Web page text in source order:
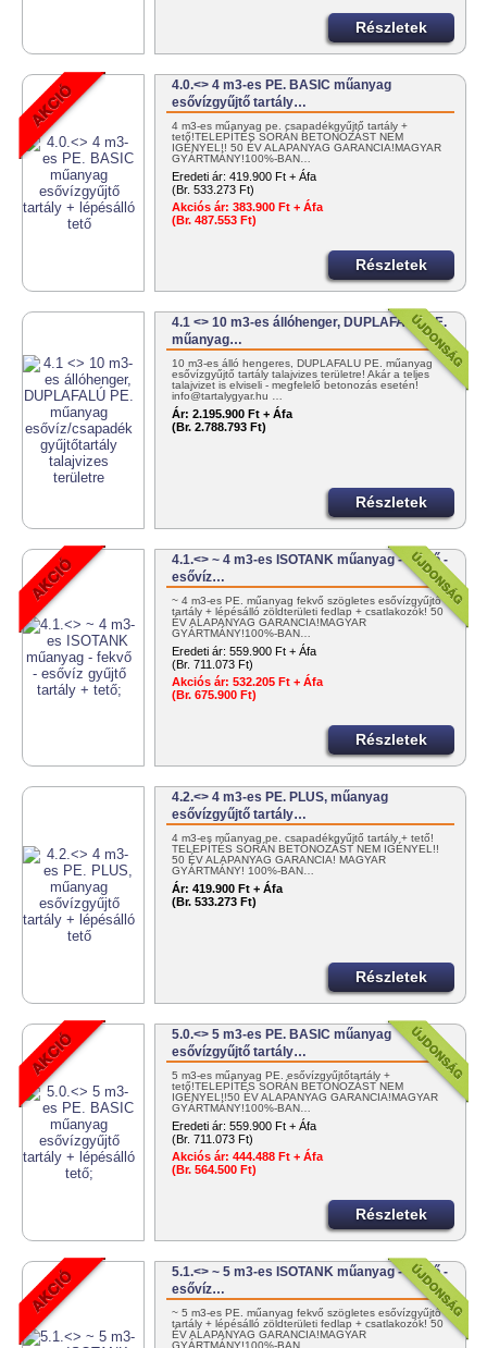
Részletek
4.0.<> 4 m3-es PE. BASIC műanyag
esővízgyűjtő tartály…
4 m3-es műanyag pe. csapadékgyűjtő tartály +
tető!TELEPÍTÉS SORÁN BETONOZÁST NEM
IGÉNYEL!! 50 ÉV ALAPANYAG GARANCIA!MAGYAR
GYÁRTMÁNY!100%-BAN…
Eredeti ár: 419.900 Ft + Áfa
(Br. 533.273 Ft)
Akciós ár: 383.900 Ft + Áfa
(Br. 487.553 Ft)
Részletek
4.1 <> 10 m3-es állóhenger, DUPLAFALÚ PE.
műanyag…
10 m3-es álló hengeres, DUPLAFALÚ PE. műanyag
esővízgyűjtő tartály talajvizes területre! Akár a teljes
talajvizet is elviseli - megfelelő betonozás esetén!
info@tartalygyar.hu …
Ár: 2.195.900 Ft + Áfa
(Br. 2.788.793 Ft)
Részletek
4.1.<> ~ 4 m3-es ISOTANK műanyag - fekvő -
esővíz…
~ 4 m3-es PE. műanyag fekvő szögletes esővízgyűjtő
tartály + lépésálló zöldterületi fedlap + csatlakozók! 50
ÉV ALAPANYAG GARANCIA!MAGYAR
GYÁRTMÁNY!100%-BAN…
Eredeti ár: 559.900 Ft + Áfa
(Br. 711.073 Ft)
Akciós ár: 532.205 Ft + Áfa
(Br. 675.900 Ft)
Részletek
4.2.<> 4 m3-es PE. PLUS, műanyag
esővízgyűjtő tartály…
4 m3-es műanyag pe. csapadékgyűjtő tartály + tető!
TELEPÍTÉS SORÁN BETONOZÁST NEM IGÉNYEL!!
50 ÉV ALAPANYAG GARANCIA! MAGYAR
GYÁRTMÁNY! 100%-BAN…
Ár: 419.900 Ft + Áfa
(Br. 533.273 Ft)
Részletek
5.0.<> 5 m3-es PE. BASIC műanyag
esővízgyűjtő tartály…
5 m3-es műanyag PE. esővízgyűjtőtartály +
tető!TELEPÍTÉS SORÁN BETONOZÁST NEM
IGÉNYEL!!50 ÉV ALAPANYAG GARANCIA!MAGYAR
GYÁRTMÁNY!100%-BAN…
Eredeti ár: 559.900 Ft + Áfa
(Br. 711.073 Ft)
Akciós ár: 444.488 Ft + Áfa
(Br. 564.500 Ft)
Részletek
5.1.<> ~ 5 m3-es ISOTANK műanyag - fekvő -
esővíz…
~ 5 m3-es PE. műanyag fekvő szögletes esővízgyűjtő
tartály + lépésálló zöldterületi fedlap + csatlakozók! 50
ÉV ALAPANYAG GARANCIA!MAGYAR
GYÁRTMÁNY!100%-BAN…